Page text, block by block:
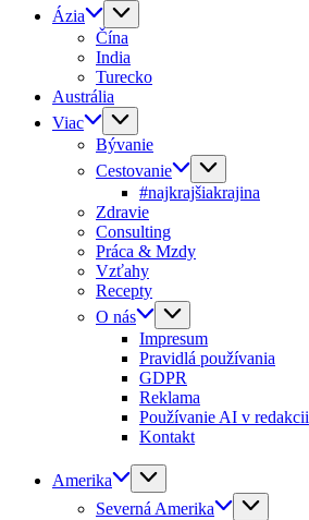
Ázia
Čína
India
Turecko
Austrália
Viac
Bývanie
Cestovanie
#najkrajšiakrajina
Zdravie
Consulting
Práca & Mzdy
Vzťahy
Recepty
O nás
Impresum
Pravidlá používania
GDPR
Reklama
Používanie AI v redakcii
Kontakt
Amerika
Severná Amerika